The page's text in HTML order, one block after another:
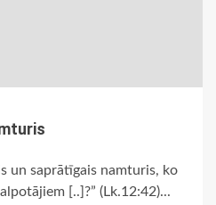
un saprātīgais namturis, ko
[..]?” (Lk.12:42)...